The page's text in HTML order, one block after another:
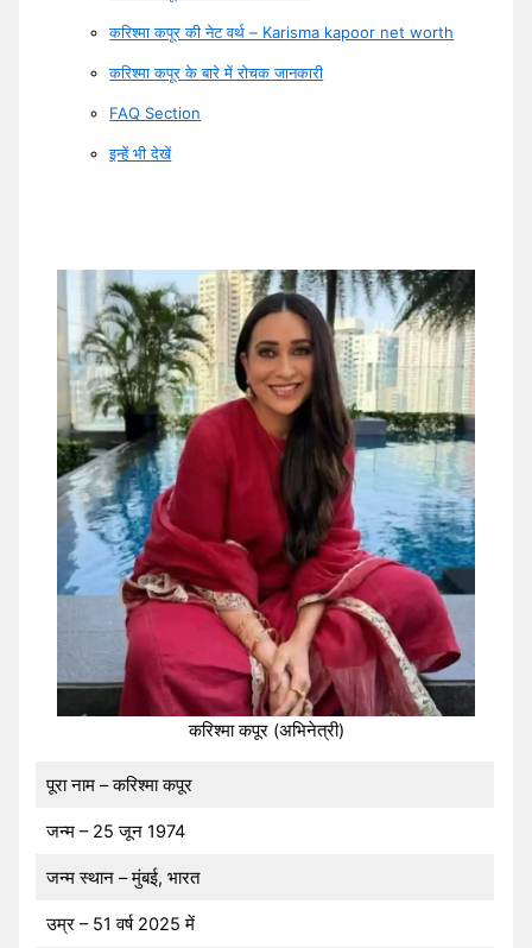
करिश्मा कपूर की नेट वर्थ – Karisma kapoor net worth
करिश्मा कपूर के बारे में रोचक जानकारी
FAQ Section
इन्हें भी देखें
करिश्मा कपूर (अभिनेत्री)
पूरा नाम – करिश्मा कपूर
जन्म – 25 जून 1974
जन्म स्थान – मुंबई, भारत
उम्र – 51 वर्ष 2025 में